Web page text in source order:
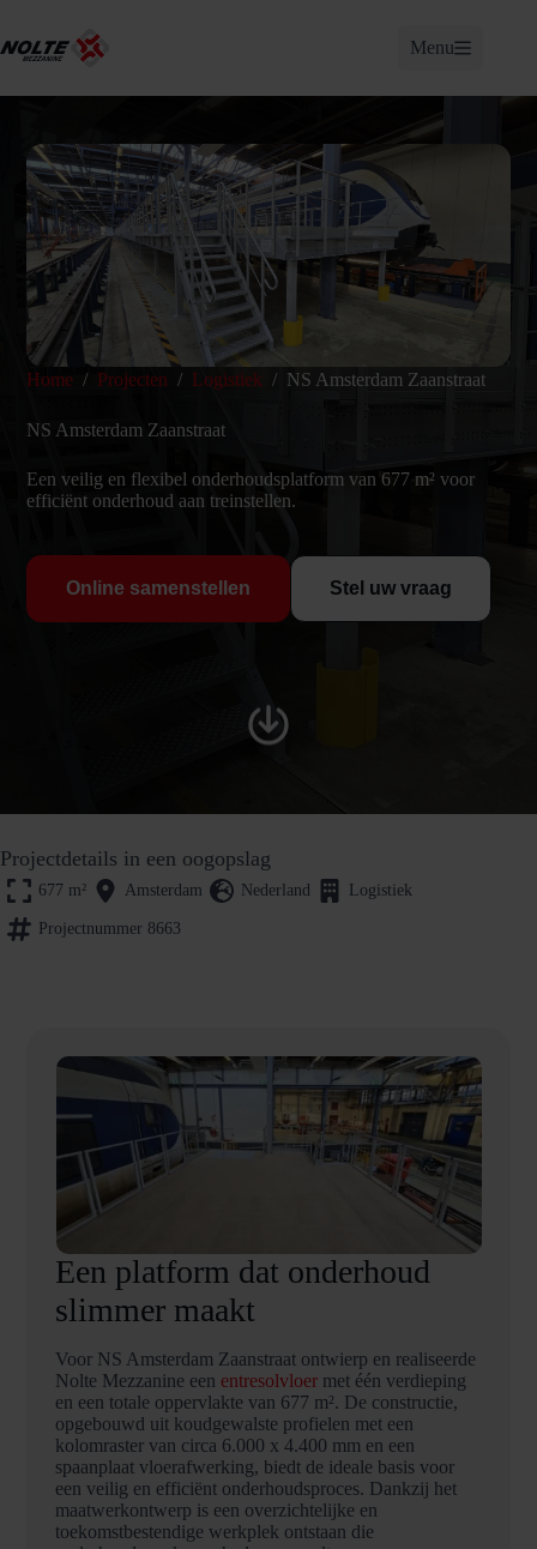
de
Menu
Home / Projecten / Logistiek / NS Amsterdam Zaanstraat
NS Amsterdam Zaanstraat
Een veilig en flexibel onderhoudsplatform van 677 m² voor
efficiënt onderhoud aan treinstellen.
Online samenstellen Stel uw vraag
Projectdetails in een oogopslag
677 m² Amsterdam Nederland Logistiek
Projectnummer 8663
Een platform dat onderhoud
slimmer maakt
Voor NS Amsterdam Zaanstraat ontwierp en realiseerde
Nolte Mezzanine een entresolvloer met één verdieping
en een totale oppervlakte van 677 m². De constructie,
opgebouwd uit koudgewalste profielen met een
kolomraster van circa 6.000 x 4.400 mm en een
spaanplaat vloerafwerking, biedt de ideale basis voor
een veilig en efficiënt onderhoudsproces. Dankzij het
maatwerkontwerp is een overzichtelijke en
toekomstbestendige werkplek ontstaan die